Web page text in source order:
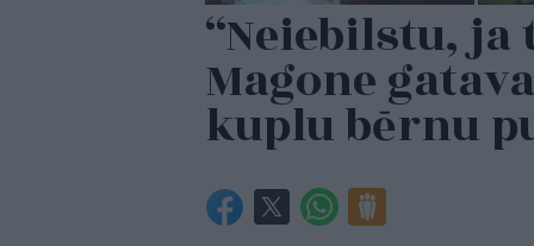
“Neiebilstu,
Magone
kuplu bērnu